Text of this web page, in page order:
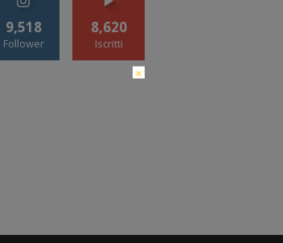
9,518
Follower
8,620
Iscritti
×